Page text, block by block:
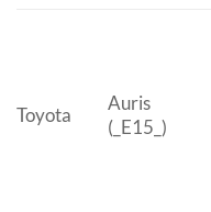
Toyota
Auris
(_E15_)